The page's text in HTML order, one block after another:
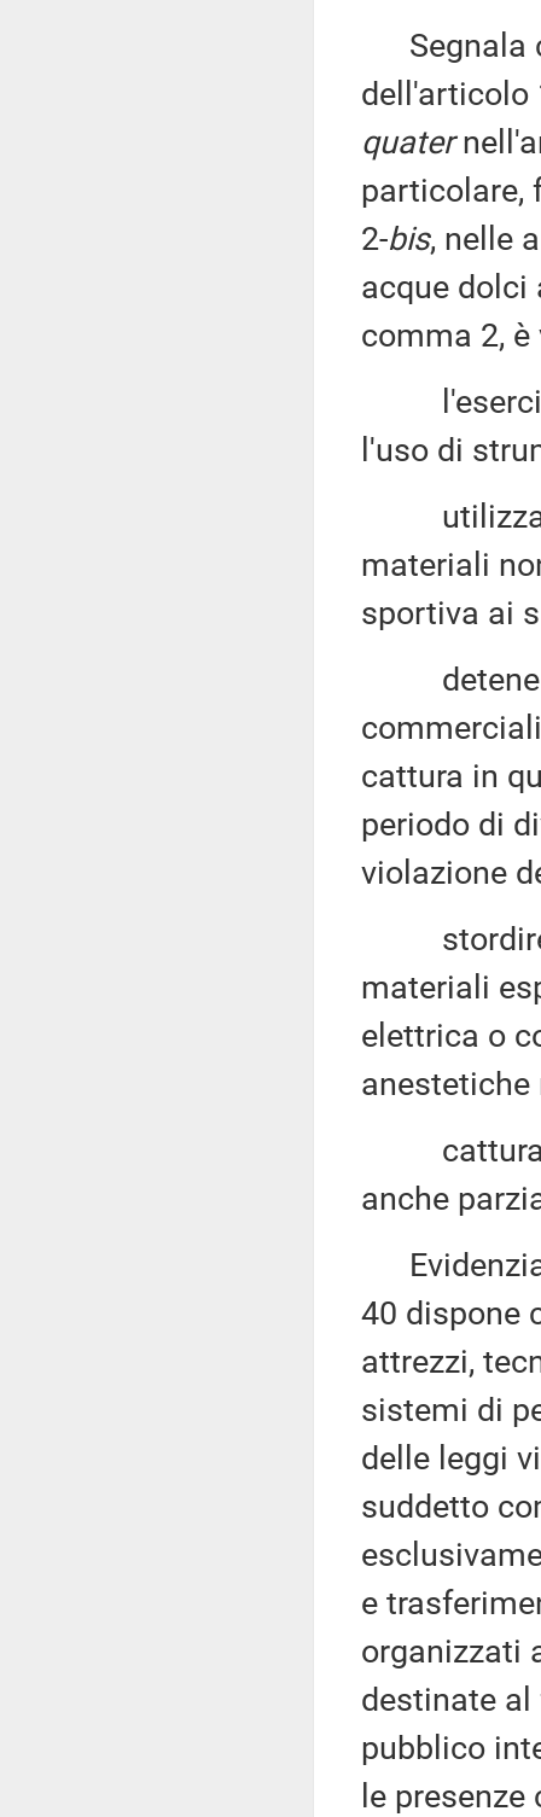
Segnala
dell'articolo
quater
particolare,
2-bis, nelle
acque dolci
comma 2,
l'uso di
utilizzare
materiali
sportiva ai
detenere,
cattura in
periodo di
violazione
stordire,
materiali
elettrica o
anestetiche
catturare
anche
Evidenzia
40 dispone
attrezzi,
sistemi di
delle leggi
suddetto
e
organizzati
destinate al
pubblico
le